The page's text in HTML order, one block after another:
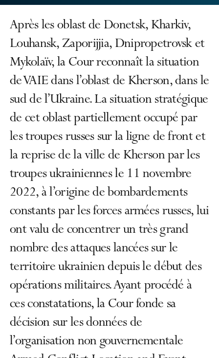
Après les oblast de Donetsk, Kharkiv,
Louhansk, Zaporijjia, Dnipropetrovsk et
Mykolaïv, la Cour reconnaît la situation
de VAIE dans l’oblast de Kherson, dans le
sud de l’Ukraine. La situation stratégique
de cet oblast partiellement occupé par
les troupes russes sur la ligne de front et
la reprise de la ville de Kherson par les
troupes ukrainiennes le 11 novembre
2022, à l’origine de bombardements
constants par les forces armées russes, lui
ont valu de concentrer un très grand
nombre des attaques lancées sur le
territoire ukrainien depuis le début des
opérations militaires. Ayant procédé à
ces constatations, la Cour fonde sa
décision sur les données de
l’organisation non gouvernementale